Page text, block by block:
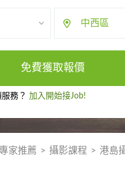
中西區
免費獲取報價
務？ 加入開始接Job!
家推薦 > 攝影課程 > 港島